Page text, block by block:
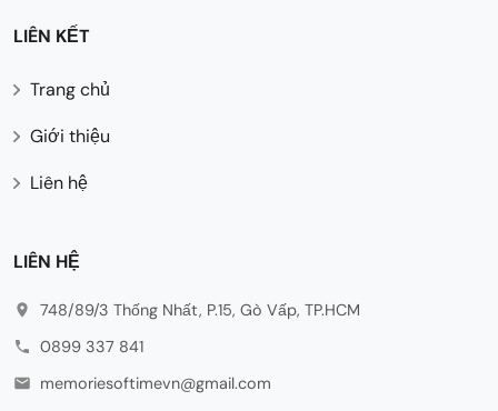
LIÊN KẾT
Trang chủ
Giới thiệu
Liên hệ
LIÊN HỆ
748/89/3 Thống Nhất, P.15, Gò Vấp, TP.HCM
0899 337 841
memoriesoftimevn@gmail.com